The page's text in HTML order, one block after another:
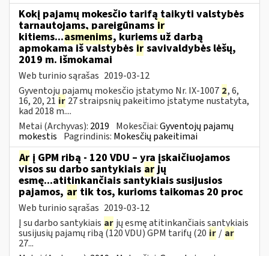
Kokį pajamų mokesčio tarifą taikyti valstybės
tarnautojams, pareigūnams ir
kitiems...asmenims, kuriems už darbą
apmokama iš valstybės ir savivaldybės lėšų,
2019 m. išmokamai
Web turinio sąrašas 2019-03-12
Gyventojų pajamų mokesčio įstatymo Nr. IX-1007 2, 6,
16, 20, 21 ir 27 straipsnių pakeitimo įstatyme nustatyta,
kad 2018 m....
Metai (Archyvas): 2019 Mokesčiai:Gyventojų pajamų
mokestis Pagrindinis: Mokesčių pakeitimai
Ar į GPM ribą - 120 VDU – yra įskaičiuojamos
visos su darbo santykiais arjų
esmę...atitinkančiais santykiais susijusios
pajamos, ar tik tos, kurioms taikomas 20 proc
Web turinio sąrašas 2019-03-12
Į su darbo santykiais ar jų esmę atitinkančiais santykiais
susijusių pajamų ribą (120 VDU) GPM tarifų (20 ir / ar
27...